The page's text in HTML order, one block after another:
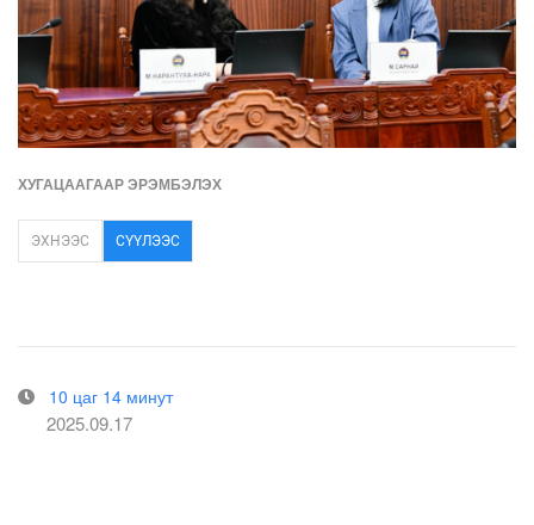
ХУГАЦААГААР ЭРЭМБЭЛЭХ
ЭХНЭЭС СҮҮЛЭЭС
10 цаг 14 минут
2025.09.17